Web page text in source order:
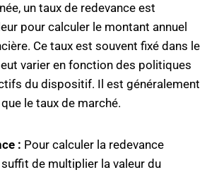
un taux de redevance est
pour calculer le montant annuel
Ce taux est souvent fixé dans le
varier en fonction des politiques
du dispositif. Il est généralement
le taux de marché.
: Pour calculer la redevance
de multiplier la valeur du